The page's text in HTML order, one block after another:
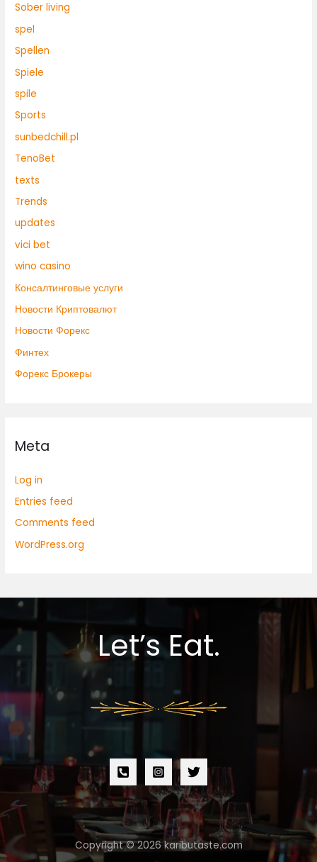
Sober living
spel
Spellen
Spiele
spile
Sports
sunbedchill.pl
TenoBet
texts
Trends
updates
vici bet
wino casino
Консалтинговые услуги
Новости Криптовалют
Новости Форекс
Финтех
Форекс Брокеры
Meta
Log in
Entries feed
Comments feed
WordPress.org
Let’s Eat.
Copyright © 2026 kaributaste.com